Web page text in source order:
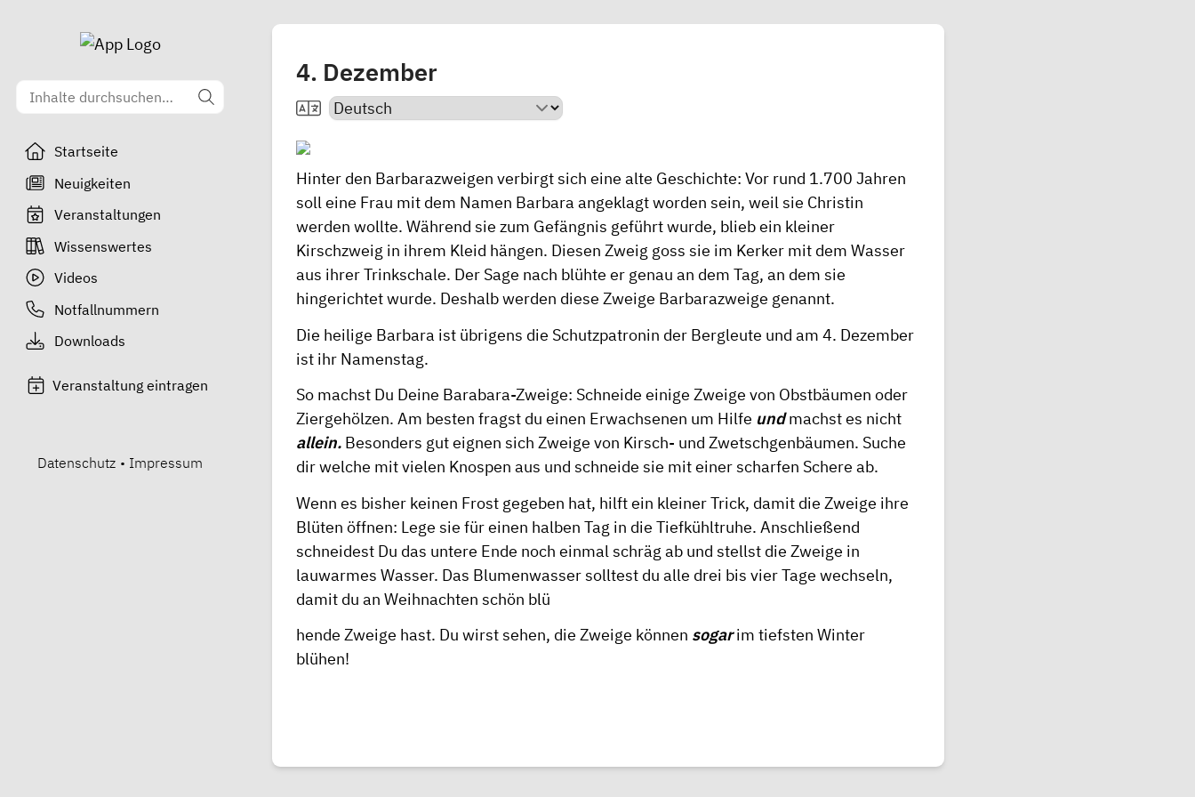
Startseite
Neuigkeiten
Veranstaltungen
Wissenswertes
Videos
Notfallnummern
Downloads
Veranstaltung eintragen
Datenschutz • Impressum
4. Dezember
Hinter den Barbarazweigen verbirgt sich eine alte Geschichte: Vor rund 1.700 Jahren
soll eine Frau mit dem Namen Barbara angeklagt worden sein, weil sie Christin
werden wollte. Während sie zum Gefängnis geführt wurde, blieb ein kleiner
Kirschzweig in ihrem Kleid hängen. Diesen Zweig goss sie im Kerker mit dem Wasser
aus ihrer Trinkschale. Der Sage nach blühte er genau an dem Tag, an dem sie
hingerichtet wurde. Deshalb werden diese Zweige Barbarazweige genannt.
Die heilige Barbara ist übrigens die Schutzpatronin der Bergleute und am 4. Dezember
ist ihr Namenstag.
So machst Du Deine Barabara-Zweige: Schneide einige Zweige von Obstbäumen oder
Ziergehölzen. Am besten fragst du einen Erwachsenen um Hilfe undmachst es nicht
allein. Besonders gut eignen sich Zweige von Kirsch- und Zwetschgenbäumen. Suche
dir welche mit vielen Knospen aus und schneide sie mit einer scharfen Schere ab.
Wenn es bisher keinen Frost gegeben hat, hilft ein kleiner Trick, damit die Zweige ihre
Blüten öffnen: Lege sie für einen halben Tag in die Tiefkühltruhe. Anschließend
schneidest Du das untere Ende noch einmal schräg ab und stellst die Zweige in
lauwarmes Wasser. Das Blumenwasser solltest du alle drei bis vier Tage wechseln,
damit du an Weihnachten schön blü
hende Zweige hast. Du wirst sehen, die Zweige können sogarim tiefsten Winter
blühen!